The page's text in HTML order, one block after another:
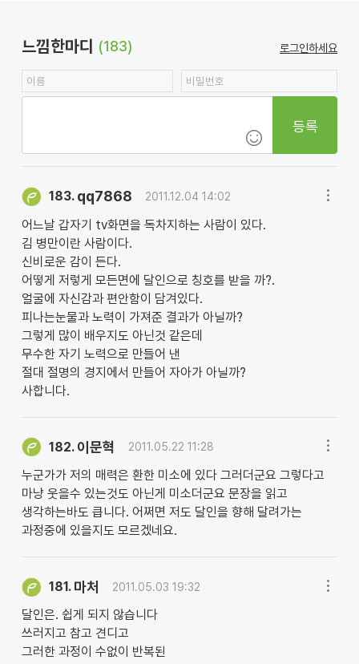
느낌한마디 (183) 로그인하세요
등록
183. qq7868 2011.12.04 14:02
어느날 갑자기 tv화면을 독차지하는 사람이 있다.
김 병만이란 사람이다.
신비로운 감이 든다.
어떻게 저렇게 모든면에 달인으로 칭호를 받을 까?.
얼굴에 자신감과 편안함이 담겨있다.
피나는눈물과 노력이 가져준 결과가 아닐까?
그렇게 많이 배우지도 아닌것 같은데
무수한 자기 노력으로 만들어 낸
절대 절명의 경지에서 만들어 자아가 아닐까?
사합니다.
182. 이문혁 2011.05.22 11:28
누군가가 저의 매력은 환한 미소에 있다 그러더군요 그렇다고
마냥 웃을수 있는것도 아닌게 미소더군요 문장을 읽고
생각하는바도 큽니다. 어쩌면 저도 달인을 향해 달려가는
과정중에 있을지도 모르겠네요.
181. 마처 2011.05.03 19:32
달인은. 쉽게 되지 않습니다
쓰러지고 참고 견디고
그러한 과정이 수없이 반복된